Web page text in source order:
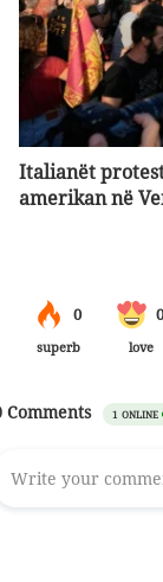
Italianët
amerikan në